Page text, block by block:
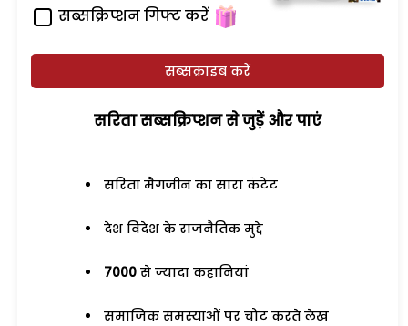
सब्सक्रिप्शन गिफ्ट करें
सब्सक्राइब करें
सरिता सब्सक्रिप्शन से जुड़ेें और पाएं
सरिता मैगजीन का सारा कंटेंट
देश विदेश के राजनैतिक मुद्दे
7000 से ज्यादा कहानियां
समाजिक समस्याओं पर चोट करते लेख